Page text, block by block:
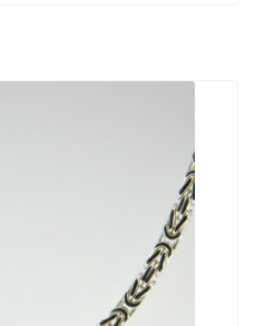
Produktseite
gewählt
werden